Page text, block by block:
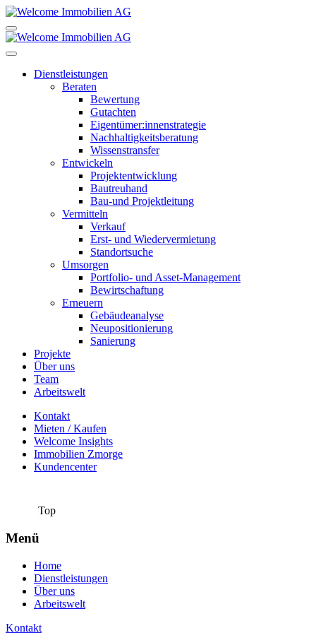
Dienstleistungen
Beraten
Bewertung
Gutachten
Eigentümer:innenstrategie
Nachhaltigkeitsberatung
Wissenstransfer
Entwickeln
Projektentwicklung
Bautreuhand
Bau-und Projektleitung
Vermitteln
Verkauf
Erst- und Wiedervermietung
Standortsuche
Umsorgen
Portfolio- und Asset-Management
Bewirtschaftung
Erneuern
Gebäudeanalyse
Neupositionierung
Sanierung
Projekte
Über uns
Team
Arbeitswelt
Kontakt
Mieten / Kaufen
Welcome Insights
Immobilien Zmorge
Kundencenter
Top
Menü
Home
Dienstleistungen
Über uns
Arbeitswelt
Kontakt